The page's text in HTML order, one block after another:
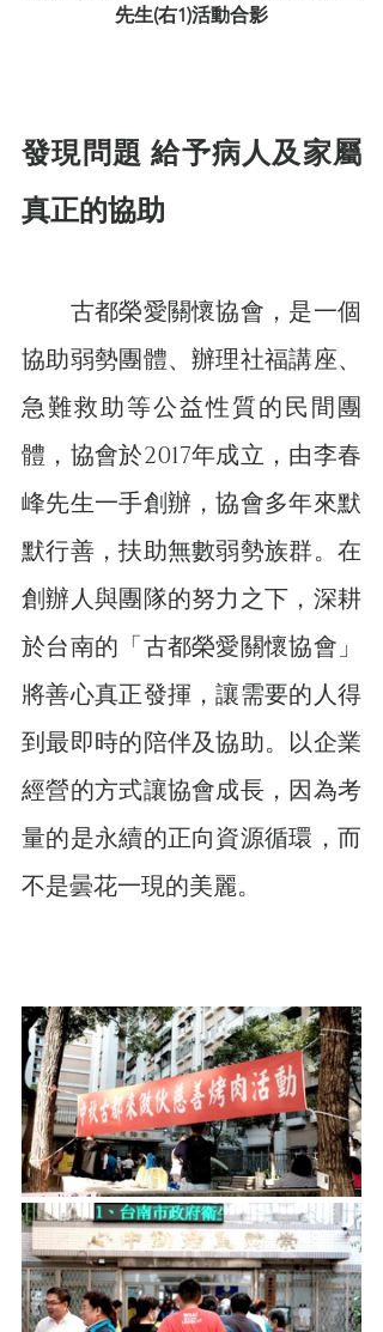
先生(右1)活動合影
發現問題 給予病人及家屬
真正的協助
古都榮愛關懷協會，是一個
協助弱勢團體、辦理社福講座、
急難救助等公益性質的民間團
體，協會於2017年成立，由李春
峰先生一手創辦，協會多年來默
默行善，扶助無數弱勢族群。在
創辦人與團隊的努力之下，深耕
於台南的「古都榮愛關懷協會」
將善心真正發揮，讓需要的人得
到最即時的陪伴及協助。以企業
經營的方式讓協會成長，因為考
量的是永續的正向資源循環，而
不是曇花一現的美麗。